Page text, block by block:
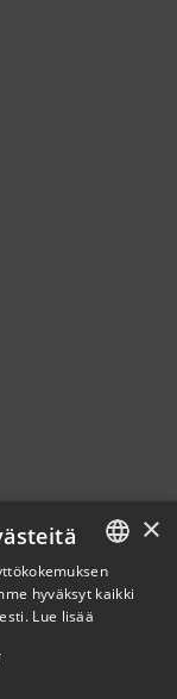
FINNISH
×
hyväksyt kaikki
Lue lisää